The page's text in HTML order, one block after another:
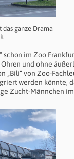
das ganze Drama
schon im Zoo
und ohne
„Bili“ von Zoo-
werden könnte,
Zucht-Männchen